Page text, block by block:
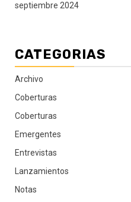
septiembre 2024
CATEGORIAS
Archivo
Coberturas
Coberturas
Emergentes
Entrevistas
Lanzamientos
Notas